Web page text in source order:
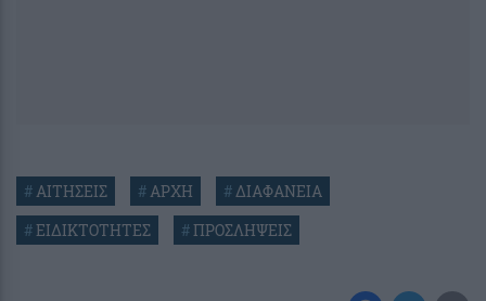
#ΑΙΤΗΣΕΙΣ #ΑΡΧΗ #ΔΙΑΦΑΝΕΙΑ
#ΕΙΔΙΚΤΟΤΗΤΕΣ #ΠΡΟΣΛΗΨΕΙΣ